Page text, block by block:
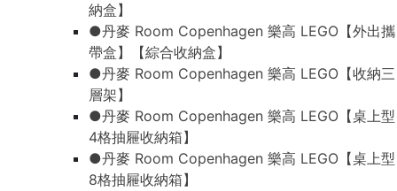
納盒】
●丹麥 Room Copenhagen 樂高 LEGO【外出攜
帶盒】【綜合收納盒】
●丹麥 Room Copenhagen 樂高 LEGO【收納三
層架】
●丹麥 Room Copenhagen 樂高 LEGO【桌上型
4格抽屜收納箱】
●丹麥 Room Copenhagen 樂高 LEGO【桌上型
8格抽屜收納箱】